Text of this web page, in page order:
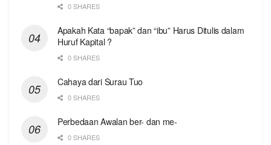
0 SHARES
Apakah Kata “bapak” dan “ibu” Harus Ditulis dalam
Huruf Kapital ?
0 SHARES
Cahaya dari Surau Tuo
0 SHARES
Perbedaan Awalan ber- dan me-
0 SHARES